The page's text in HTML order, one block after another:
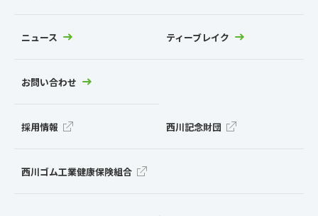
ニュース ティーブレイク
お問い合わせ
採用情報 西川記念財団
西川ゴム工業健康保険組合